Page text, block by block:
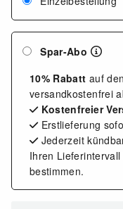
Spar-Abo
10% Rabatt auf
versandkostenfrei
Kostenfreier
Erstlieferung
Jederzeit
Ihren
bestimmen.